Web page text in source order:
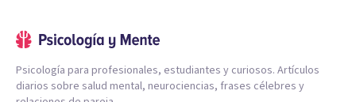
Psicología para profesionales, estudiantes y curiosos. Artículos
diarios sobre salud mental, neurociencias, frases célebres y